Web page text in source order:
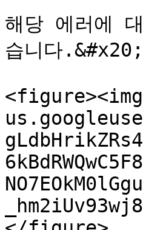
해당 에러에
습니다.&#x20;